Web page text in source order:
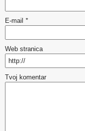
E-mail *
Web stranica
Tvoj komentar